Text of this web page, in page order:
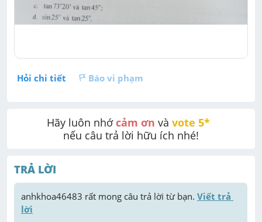
Hỏi chi tiết Báo vi phạm
Hãy luôn nhớ cảm ơn và vote 5*
nếu câu trả lời hữu ích nhé!
TRẢ LỜI
anhkhoa46483 rất mong câu trả lời từ bạn. Viết trả
lời